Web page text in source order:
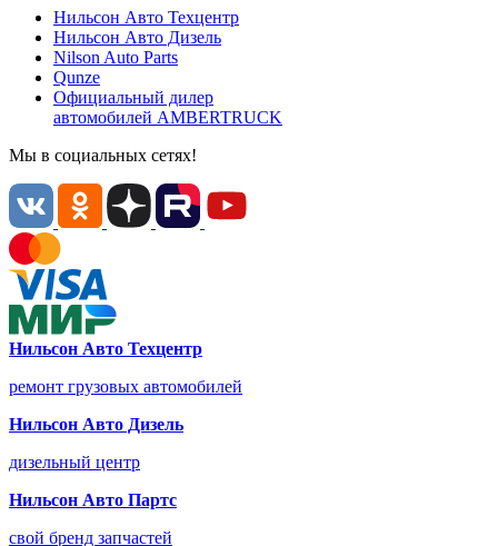
Нильсон Авто Техцентр
Нильсон Авто Дизель
Nilson Auto Parts
Qunze
Официальный дилер
автомобилей AMBERTRUCK
Мы в социальных сетях!
Нильсон Авто Техцентр
ремонт грузовых автомобилей
Нильсон Авто Дизель
дизельный центр
Нильсон Авто Партс
свой бренд запчастей